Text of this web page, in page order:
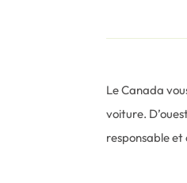
Le Canada
voiture.
responsable et